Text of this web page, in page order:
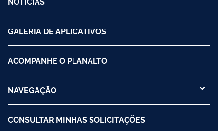
GALERIA DE APLICATIVOS
ACOMPANHE O PLANALTO
NAVEGAÇÃO
CONSULTAR MINHAS SOLICITAÇÕES